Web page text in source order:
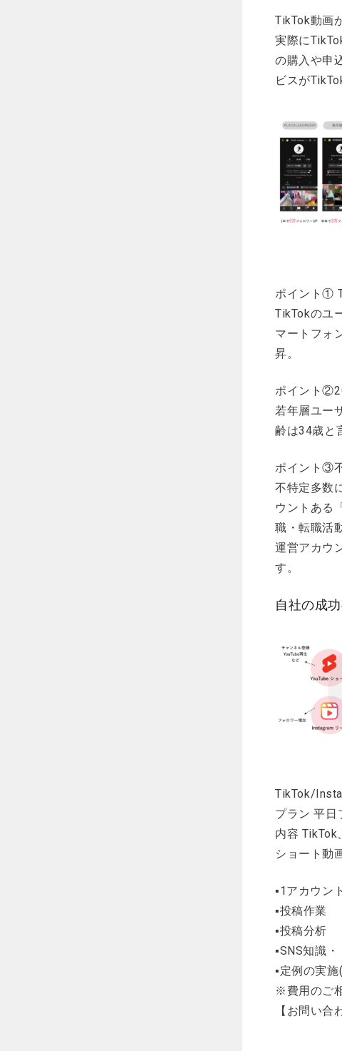
TikTok動画
実際に
の購入や申
ビスが
ポイント①
TikTokのユ
マートフォ
昇。
ポイント
若年層ユー
齢は34歳と
ポイント③
不特定多数
ウントある
職・転職活
運営アカウ
す。
自社の成
TikTok/
プラン 平日
内容 TikTok
ショート動
▪1アカウン
▪投稿作業
▪投稿分析
▪SNS知識
▪定例の実
※費用のご
【お問い